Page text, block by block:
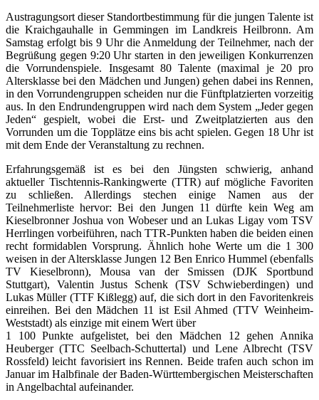
Austragungsort dieser Standortbestimmung für die jungen Talente ist
die Kraichgauhalle in Gemmingen im Landkreis Heilbronn. Am
Samstag erfolgt bis 9 Uhr die Anmeldung der Teilnehmer, nach der
Begrüßung gegen 9:20 Uhr starten in den jeweiligen Konkurrenzen
die Vorrundenspiele. Insgesamt 80 Talente (maximal je 20 pro
Altersklasse bei den Mädchen und Jungen) gehen dabei ins Rennen,
in den Vorrundengruppen scheiden nur die Fünftplatzierten vorzeitig
aus. In den Endrundengruppen wird nach dem System „Jeder gegen
Jeden“ gespielt, wobei die Erst- und Zweitplatzierten aus den
Vorrunden um die Topplätze eins bis acht spielen. Gegen 18 Uhr ist
mit dem Ende der Veranstaltung zu rechnen.
Erfahrungsgemäß ist es bei den Jüngsten schwierig, anhand
aktueller Tischtennis-Rankingwerte (TTR) auf mögliche Favoriten
zu schließen. Allerdings stechen einige Namen aus der
Teilnehmerliste hervor: Bei den Jungen 11 dürfte kein Weg am
Kieselbronner Joshua von Wobeser und an Lukas Ligay vom TSV
Herrlingen vorbeiführen, nach TTR-Punkten haben die beiden einen
recht formidablen Vorsprung. Ähnlich hohe Werte um die 1 300
weisen in der Altersklasse Jungen 12 Ben Enrico Hummel (ebenfalls
TV Kieselbronn), Mousa van der Smissen (DJK Sportbund
Stuttgart), Valentin Justus Schenk (TSV Schwieberdingen) und
Lukas Müller (TTF Kißlegg) auf, die sich dort in den Favoritenkreis
einreihen. Bei den Mädchen 11 ist Esil Ahmed (TTV Weinheim-
Weststadt) als einzige mit einem Wert über
1 100 Punkte aufgelistet, bei den Mädchen 12 gehen Annika
Heuberger (TTC Seelbach-Schuttertal) und Lene Albrecht (TSV
Rossfeld) leicht favorisiert ins Rennen. Beide trafen auch schon im
Januar im Halbfinale der Baden-Württembergischen Meisterschaften
in Angelbachtal aufeinander.